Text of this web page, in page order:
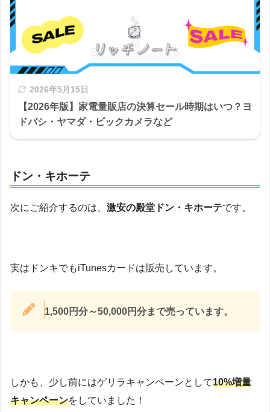
2026年5月15日
【2026年版】家電量販店の決算セール時期はいつ？ヨ
ドバシ・ヤマダ・ビックカメラなど
ドン・キホーテ
次にご紹介するのは、 激安の殿堂ドン・キホーテです。
実はドンキでもiTunesカードは販売しています。
1,500円分～50,000円分まで売っています。
しかも、少し前にはゲリラキャンペーンとして10%増量
キャンペーンをしていました！